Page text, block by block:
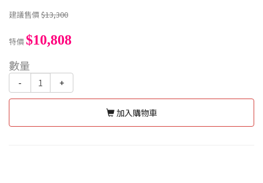
建議售價$13,300
特價$10,808
數量
- +
加入購物車